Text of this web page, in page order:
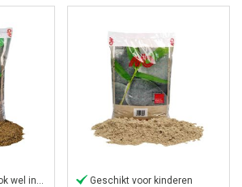
Geschikt voor kinderen